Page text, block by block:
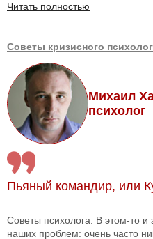
Читать полностью
Советы кризисного
Михаил
психолог
Пьяный командир, или
Советы психолога: В этом-то и
наших проблем: очень часто